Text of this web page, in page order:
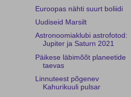
Euroopas nähti suurt boliidi
Uudiseid Marsilt
Astronoomiaklubi astrofotod:
Jupiter ja Saturn 2021
Päikese läbimõõt planeetide
taevas
Linnuteest põgenev
Kahurikuuli pulsar